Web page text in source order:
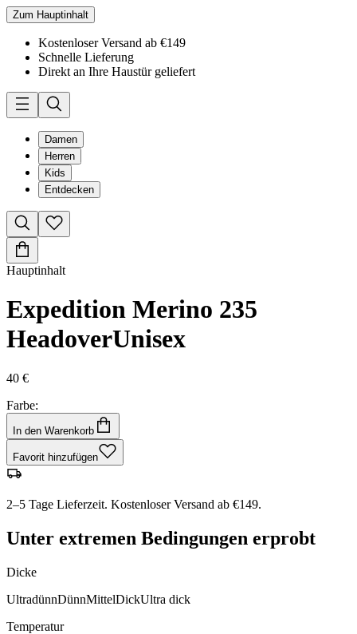
Zum Hauptinhalt
Kostenloser Versand ab €149
Schnelle Lieferung
Direkt an Ihre Haustür geliefert
Damen
Herren
Kids
Entdecken
Hauptinhalt
Expedition Merino 235
HeadoverUnisex
40 €
Farbe:
In den Warenkorb
Favorit hinzufügen
2–5 Tage Lieferzeit. Kostenloser Versand ab €149.
Unter extremen Bedingungen erprobt
Dicke
UltradünnDünnMittelDickUltra dick
Temperatur